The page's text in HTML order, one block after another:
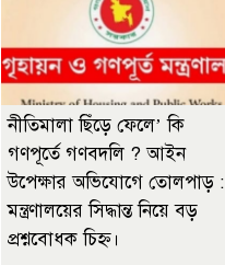
নীতিমালা ছিঁড়ে ফেলে’ কি
গণপূর্তে গণবদলি ? আইন
উপেক্ষার অভিযোগে তোলপাড় :
মন্ত্রণালয়ের সিদ্ধান্ত নিয়ে বড়
প্রশ্নবোধক চিহ্ন।